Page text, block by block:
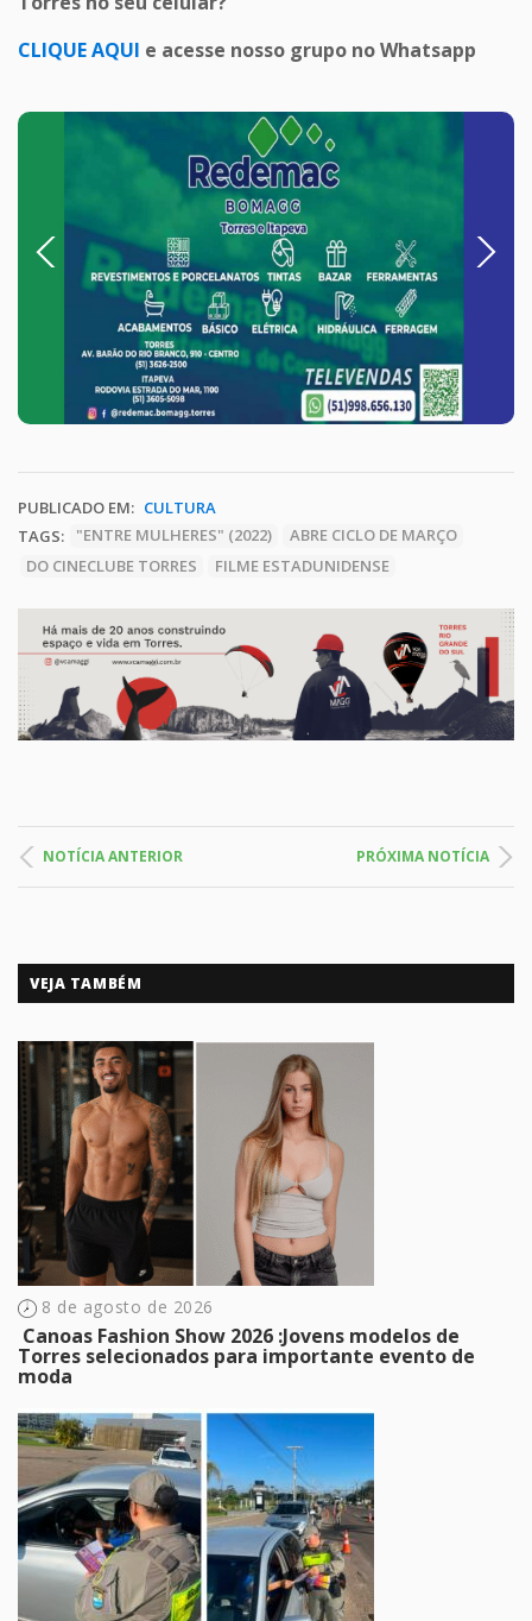
CLIQUE AQUI e acesse nosso grupo no Whatsapp
Previous Next
PUBLICADO EM: CULTURA
TAGS:
"ENTRE MULHERES" (2022)
ABRE CICLO DE MARÇO
DO CINECLUBE TORRES
FILME ESTADUNIDENSE
NOTÍCIA ANTERIOR PRÓXIMA NOTÍCIA
VEJA TAMBÉM
8 de agosto de 2026
​ Canoas Fashion Show 2026 :Jovens modelos de
Torres selecionados para importante evento de
moda